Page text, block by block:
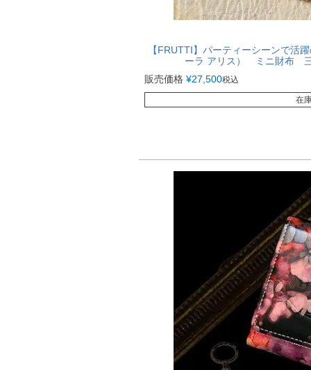
【FRUTTI】パーティーシーンで活
ーラ アリス） ミニ財布
販売価格 ¥27,500税込
在